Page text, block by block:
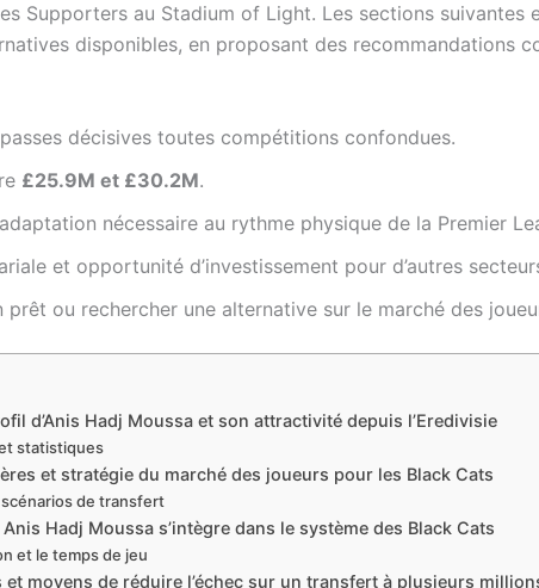
Supporters au Stadium of Light. Les sections
disponibles, en proposant des recommandations
décisives toutes compétitions confondues.
£25.9M et £30.2M.
nécessaire au rythme physique de la Premier
et opportunité d’investissement pour d’autres
ou rechercher une alternative sur le marché des
d’Anis Hadj Moussa et son attractivité depuis l’Eredivisie
statistiques
et stratégie du marché des joueurs pour les Black Cats
de transfert
Hadj Moussa s’intègre dans le système des Black Cats
et le temps de jeu
et moyens de réduire l’échec sur un transfert à plusieurs